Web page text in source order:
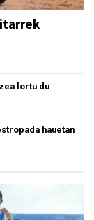
lortu du
hauetan